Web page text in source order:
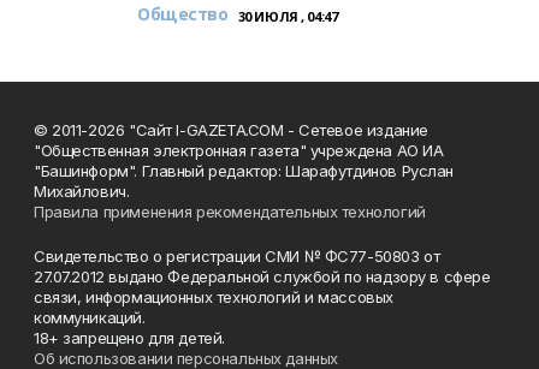
Общество 30 ИЮЛЯ , 04:47
© 2011-2026 "Сайт I-GAZETA.COM - Сетевое издание
"Общественная электронная газета" учреждена АО ИА
"Башинформ". Главный редактор: Шарафутдинов Руслан
Михайлович.
Правила применения рекомендательных технологий
Свидетельство о регистрации СМИ № ФС77-50803 от
27.07.2012 выдано Федеральной службой по надзору в сфере
связи, информационных технологий и массовых
коммуникаций.
18+ запрещено для детей.
Об использовании персональных данных